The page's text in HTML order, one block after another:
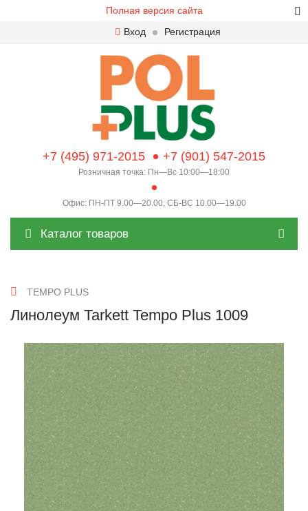
Полная версия сайта
Вход
Регистрация
+7 (495) 971-2015 +7 (901) 547-2015
Розничная точка: Пн—Вс 10:00—18:00
Офис: ПН-ПТ 9.00—20.00, СБ-ВС 10.00—19.00
Каталог товаров
TEMPO PLUS
Линолеум Tarkett Tempo Plus 1009